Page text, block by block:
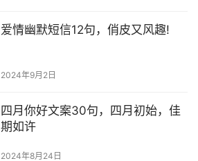
爱情幽默短信12句，俏皮又风趣!
2024年9月2日
四月你好文案30句，四月初始，佳
期如许
2024年8月24日